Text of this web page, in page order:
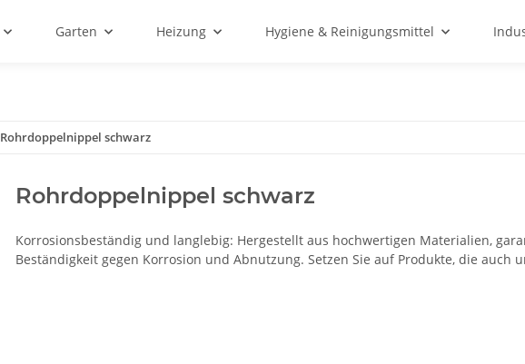
Garten Heizung Hygiene & Reinigungsmittel
Rohrdoppelnippel schwarz
Rohrdoppelnippel schwarz
Korrosionsbeständig und langlebig: Hergestellt aus hochwertigen Materialien,
Beständigkeit gegen Korrosion und Abnutzung. Setzen Sie auf Produkte, die